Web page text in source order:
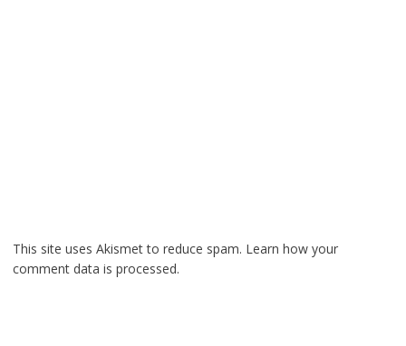
This site uses Akismet to reduce spam. Learn how your
comment data is processed.